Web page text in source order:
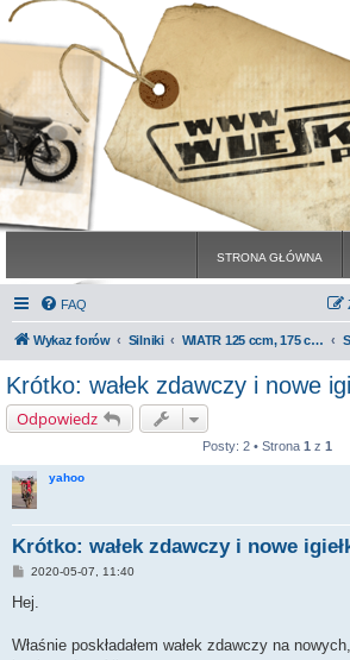
STRONA GŁÓWNA
FAQ
Wykaz forów Silniki WIATR 125 ccm, 175 ccm, 250 ccm
Krótko: wałek zdawczy i nowe
Odpowiedz
Posty: 2 • Strona 1 z 1
yahoo
Krótko: wałek zdawczy i nowe
P
s
2020-05-07, 11:40
Hej.
Właśnie poskładałem wałek zdawczy na